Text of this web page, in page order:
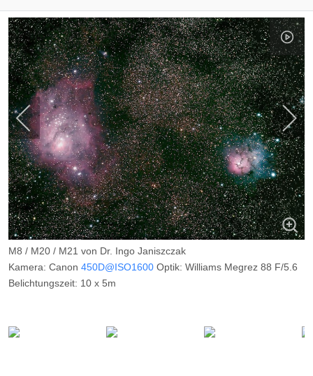
M8 / M20 / M21 von Dr. Ingo Janiszczak
Kamera: Canon 450D@ISO1600 Optik: Williams Megrez 88 F/5.6
Belichtungszeit: 10 x 5m
Datum: ---